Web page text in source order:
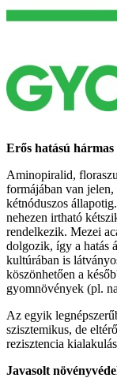
Erős hatású
Aminopiralid,
formájában van jelen,
kétnóduszos
nehezen irtható
rendelkezik. Mezei
dolgozik, így a hatás
kultúrában is
köszönhetően a
gyomnövények (pl.
Az egyik
szisztemikus, de
rezisztencia
Javasolt